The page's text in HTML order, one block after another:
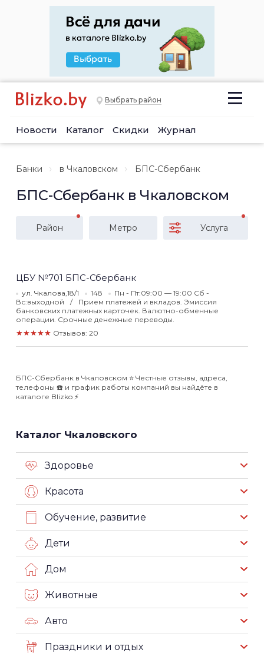
Выбрать район
Новости Каталог Скидки Журнал
Банки в Чкаловском БПС-Сбербанк
БПС-Сбербанк в Чкаловском
Район Метро Услуга
ЦБУ №701 БПС-Сбербанк
ул. Чкалова,18/1 148
Пн - Пт:09:00 — 19:00 Сб -
Вс:выходной
Прием платежей и вкладов. Эмиссия
банковских платежных карточек. Валютно-обменные
операции. Срочные денежные переводы.
★★★★★ Отзывов: 20
БПС-Сбербанк в Чкаловском ⭐️ Честные отзывы, адреса,
телефоны ☎️ и график работы компаний вы найдёте в
каталоге Blizko ⚡️
Каталог Чкаловского
Здоровье
Красота
Обучение, развитие
Дети
Дом
Животные
Авто
Праздники и отдых